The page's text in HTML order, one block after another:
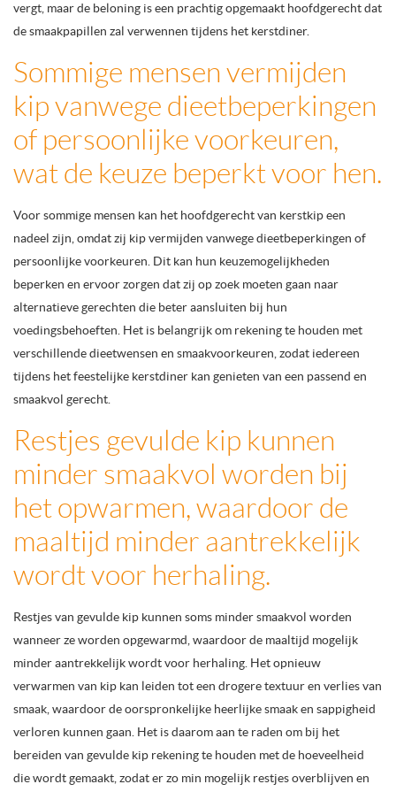
vergt, maar de beloning is een prachtig opgemaakt hoofdgerecht dat
de smaakpapillen zal verwennen tijdens het kerstdiner.
Sommige mensen vermijden
kip vanwege dieetbeperkingen
of persoonlijke voorkeuren,
wat de keuze beperkt voor hen.
Voor sommige mensen kan het hoofdgerecht van kerstkip een
nadeel zijn, omdat zij kip vermijden vanwege dieetbeperkingen of
persoonlijke voorkeuren. Dit kan hun keuzemogelijkheden
beperken en ervoor zorgen dat zij op zoek moeten gaan naar
alternatieve gerechten die beter aansluiten bij hun
voedingsbehoeften. Het is belangrijk om rekening te houden met
verschillende dieetwensen en smaakvoorkeuren, zodat iedereen
tijdens het feestelijke kerstdiner kan genieten van een passend en
smaakvol gerecht.
Restjes gevulde kip kunnen
minder smaakvol worden bij
het opwarmen, waardoor de
maaltijd minder aantrekkelijk
wordt voor herhaling.
Restjes van gevulde kip kunnen soms minder smaakvol worden
wanneer ze worden opgewarmd, waardoor de maaltijd mogelijk
minder aantrekkelijk wordt voor herhaling. Het opnieuw
verwarmen van kip kan leiden tot een drogere textuur en verlies van
smaak, waardoor de oorspronkelijke heerlijke smaak en sappigheid
verloren kunnen gaan. Het is daarom aan te raden om bij het
bereiden van gevulde kip rekening te houden met de hoeveelheid
die wordt gemaakt, zodat er zo min mogelijk restjes overblijven en